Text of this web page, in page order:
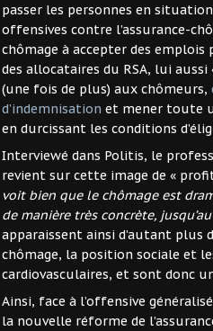
passer les personnes en
offensives contre l’assurance-
chômage à accepter des
des allocataires du RSA, lui
(une fois de plus) aux chômeurs,
d’indemnisation et mener toute
en durcissant les conditions
Interviewé dans Politis, le
revient sur cette image de «
voit bien que le chômage est
de manière très concrète,
apparaissent ainsi d’autant plus
chômage, la position sociale et
cardiovasculaires, et sont donc
Ainsi, face à l’offensive
la nouvelle réforme de